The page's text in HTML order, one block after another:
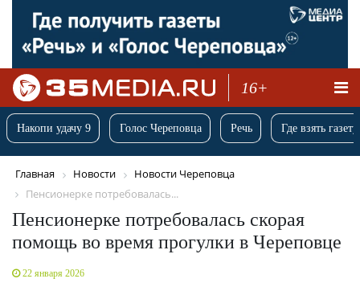
16+
Накопи удачу 9 Голос Череповца Речь Где взять
Главная Новости
Новости Череповца
Пенсионерке потребовалась...
Пенсионерке потребовалась скорая
помощь во время прогулки в Череповце
22 января 2026